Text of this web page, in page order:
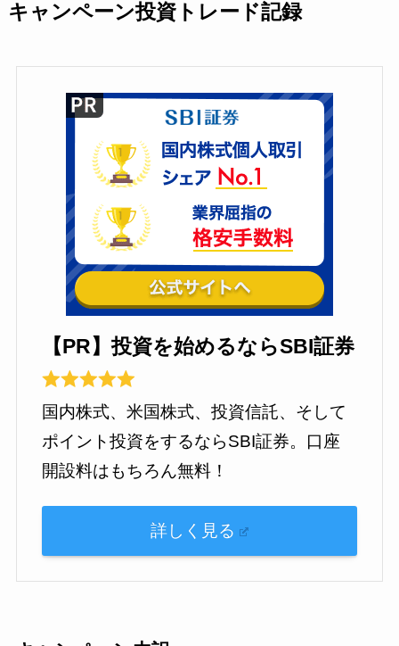
キャンペーン投資トレード記録
【PR】投資を始めるならSBI証券
国内株式、米国株式、投資信託、そして
ポイント投資をするならSBI証券。口座
開設料はもちろん無料！
詳しく見る